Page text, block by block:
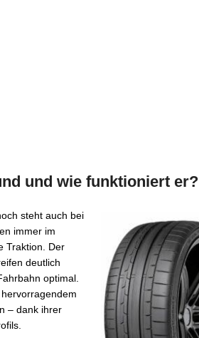
und wie funktioniert er?
steht auch bei
immer im
Traktion. Der
deutlich
optimal.
hervorragendem
– dank ihrer